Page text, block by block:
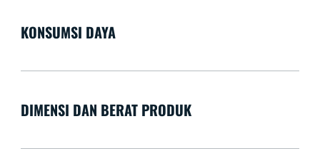
KONSUMSI DAYA
DIMENSI DAN BERAT PRODUK